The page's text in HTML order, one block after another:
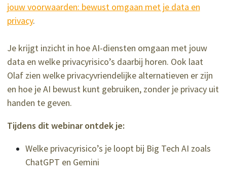
jouw voorwaarden: bewust omgaan met je data en
privacy.
Je krijgt inzicht in hoe AI-diensten omgaan met jouw
data en welke privacyrisico’s daarbij horen. Ook laat
Olaf zien welke privacyvriendelijke alternatieven er zijn
en hoe je AI bewust kunt gebruiken, zonder je privacy uit
handen te geven.
Tijdens dit webinar ontdek je:
Welke privacyrisico’s je loopt bij Big Tech AI zoals
ChatGPT en Gemini